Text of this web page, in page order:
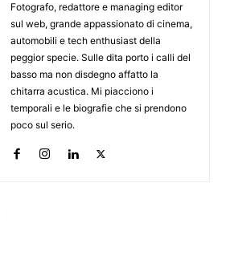
Fotografo, redattore e managing editor
sul web, grande appassionato di cinema,
automobili e tech enthusiast della
peggior specie. Sulle dita porto i calli del
basso ma non disdegno affatto la
chitarra acustica. Mi piacciono i
temporali e le biografie che si prendono
poco sul serio.